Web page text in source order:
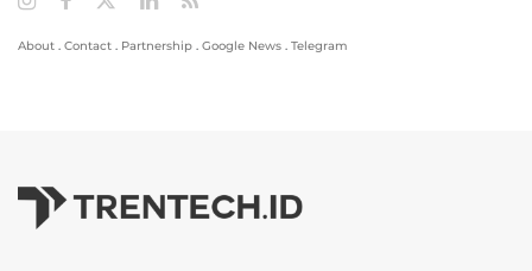
About . Contact . Partnership . Google News . Telegram